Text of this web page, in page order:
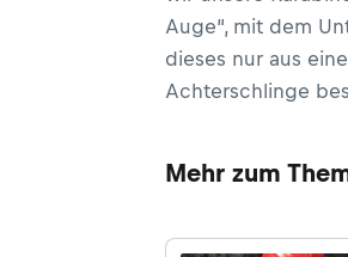
Auge“, mit dem
dieses nur aus
Achterschlinge
Mehr zum